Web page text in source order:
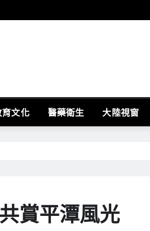
育文化 醫藥衛生 大陸視窗
賞平潭風光